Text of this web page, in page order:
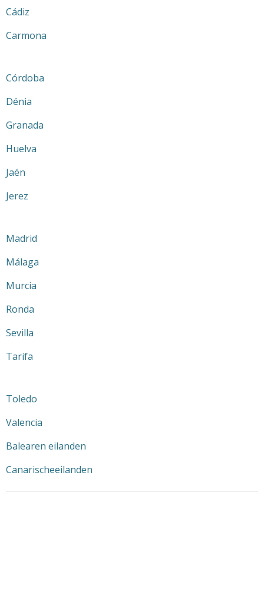
Cádiz
Carmona
Córdoba
Dénia
Granada
Huelva
Jaén
Jerez
Madrid
Málaga
Murcia
Ronda
Sevilla
Tarifa
Toledo
Valencia
Balearen eilanden
Canarischeeilanden